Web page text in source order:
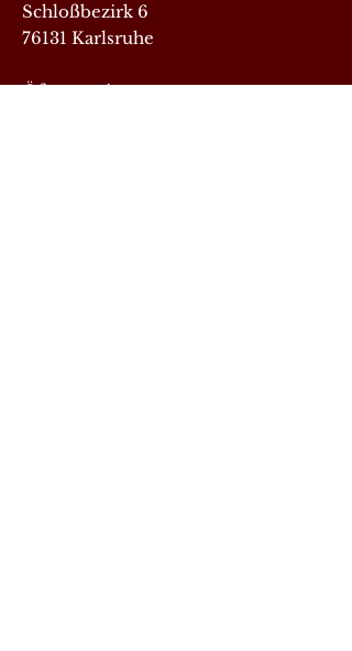
Schloßbezirk 6
76131 Karlsruhe
​Öfnungzeiten: